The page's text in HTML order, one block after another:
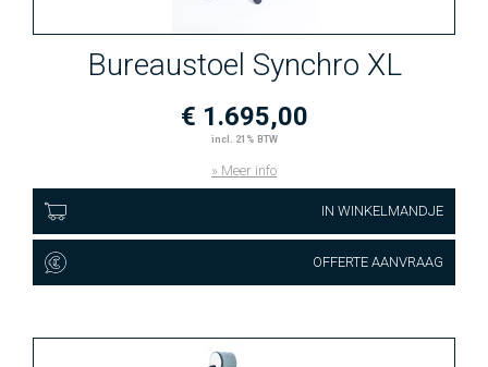
Bureaustoel Synchro XL
€ 1.695,00
incl. 21% BTW
» Meer info
IN WINKELMANDJE
OFFERTE AANVRAAG